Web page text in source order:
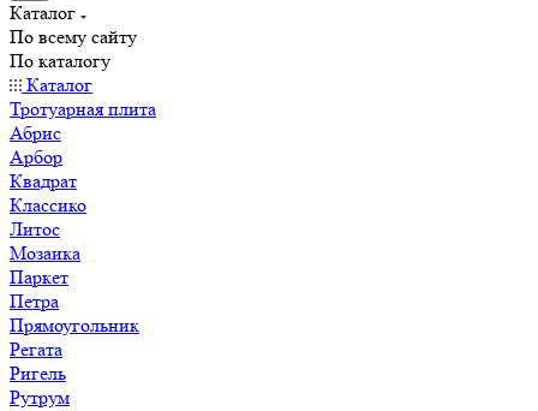
Каталог
По всему сайту
По каталогу
Каталог
Тротуарная плита
Абрис
Арбор
Квадрат
Классико
Литос
Мозаика
Паркет
Петра
Прямоугольник
Регата
Ригель
Рутрум